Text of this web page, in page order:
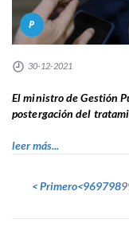
P
30-12-2021
El ministro de Gestión
postergación del
leer más...
< Primero<969798